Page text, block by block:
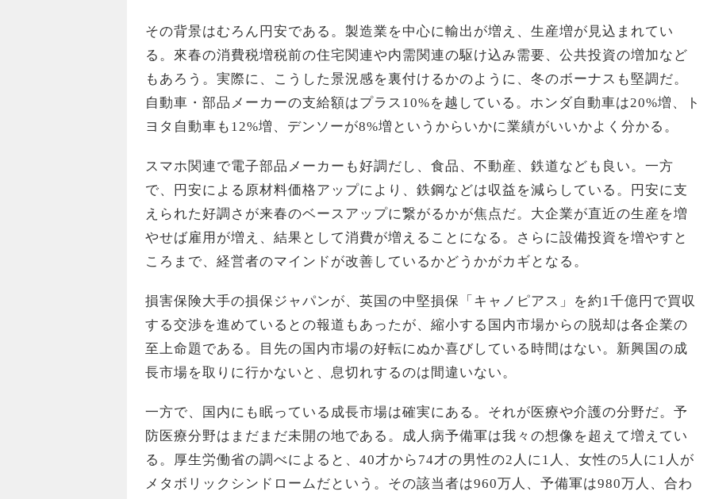
その背景はむろん円安である。製造業を中心に輸出が増え、生産増が見込まれてい
る。來春の消費税増税前の住宅関連や内需関連の駆け込み需要、公共投資の増加など
もあろう。実際に、こうした景況感を裏付けるかのように、冬のボーナスも堅調だ。
自動車・部品メーカーの支給額はプラス10%を越している。ホンダ自動車は20%増、ト
ヨタ自動車も12%増、デンソーが8%増というからいかに業績がいいかよく分かる。
スマホ関連で電子部品メーカーも好調だし、食品、不動産、鉄道なども良い。一方
で、円安による原材料価格アップにより、鉄鋼などは収益を減らしている。円安に支
えられた好調さが来春のベースアップに繋がるかが焦点だ。大企業が直近の生産を増
やせば雇用が増え、結果として消費が増えることになる。さらに設備投資を増やすと
ころまで、経営者のマインドが改善しているかどうかがカギとなる。
損害保険大手の損保ジャパンが、英国の中堅損保「キャノピアス」を約1千億円で買収
する交渉を進めているとの報道もあったが、縮小する国内市場からの脱却は各企業の
至上命題である。目先の国内市場の好転にぬか喜びしている時間はない。新興国の成
長市場を取りに行かないと、息切れするのは間違いない。
一方で、国内にも眠っている成長市場は確実にある。それが医療や介護の分野だ。予
防医療分野はまだまだ未開の地である。成人病予備軍は我々の想像を超えて増えてい
る。厚生労働省の調べによると、40才から74才の男性の2人に1人、女性の5人に1人が
メタボリックシンドロームだという。その該当者は960万人、予備軍は980万人、合わ